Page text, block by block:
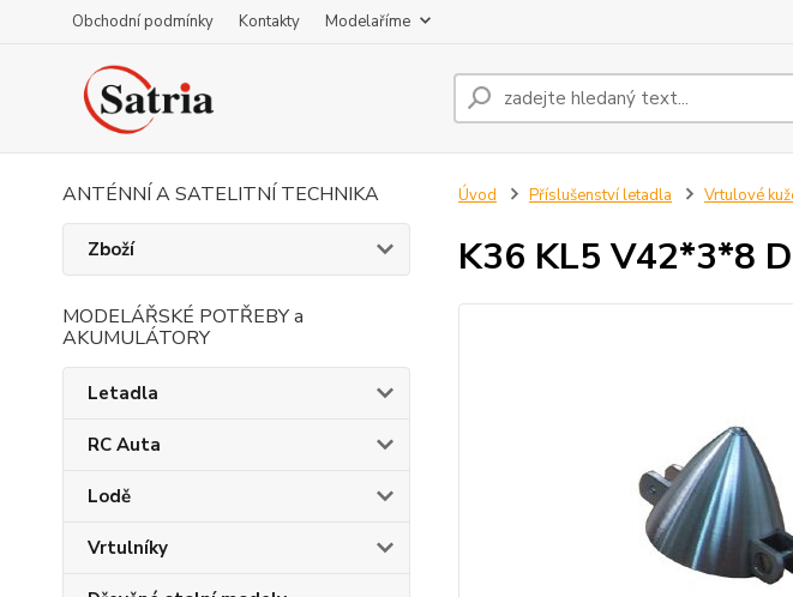
Obchodní podmínky Kontakty Modelaříme
ANTÉNNÍ A SATELITNÍ TECHNIKA
Zboží
MODELÁŘSKÉ POTŘEBY a
AKUMULÁTORY
Letadla
RC Auta
Lodě
Vrtulníky
Úvod Příslušenství letadla Vrtulové
K36 KL5 V42*3*8